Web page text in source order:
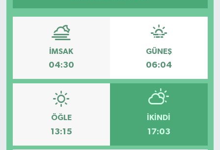
İMSAK
04:30
GÜNEŞ
06:04
ÖĞLE
13:15
İKINDI
17:03